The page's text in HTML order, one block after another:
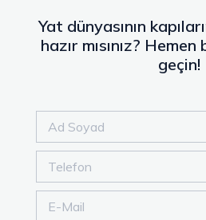
Yat dünyasının
hazır mısınız?
geçin!